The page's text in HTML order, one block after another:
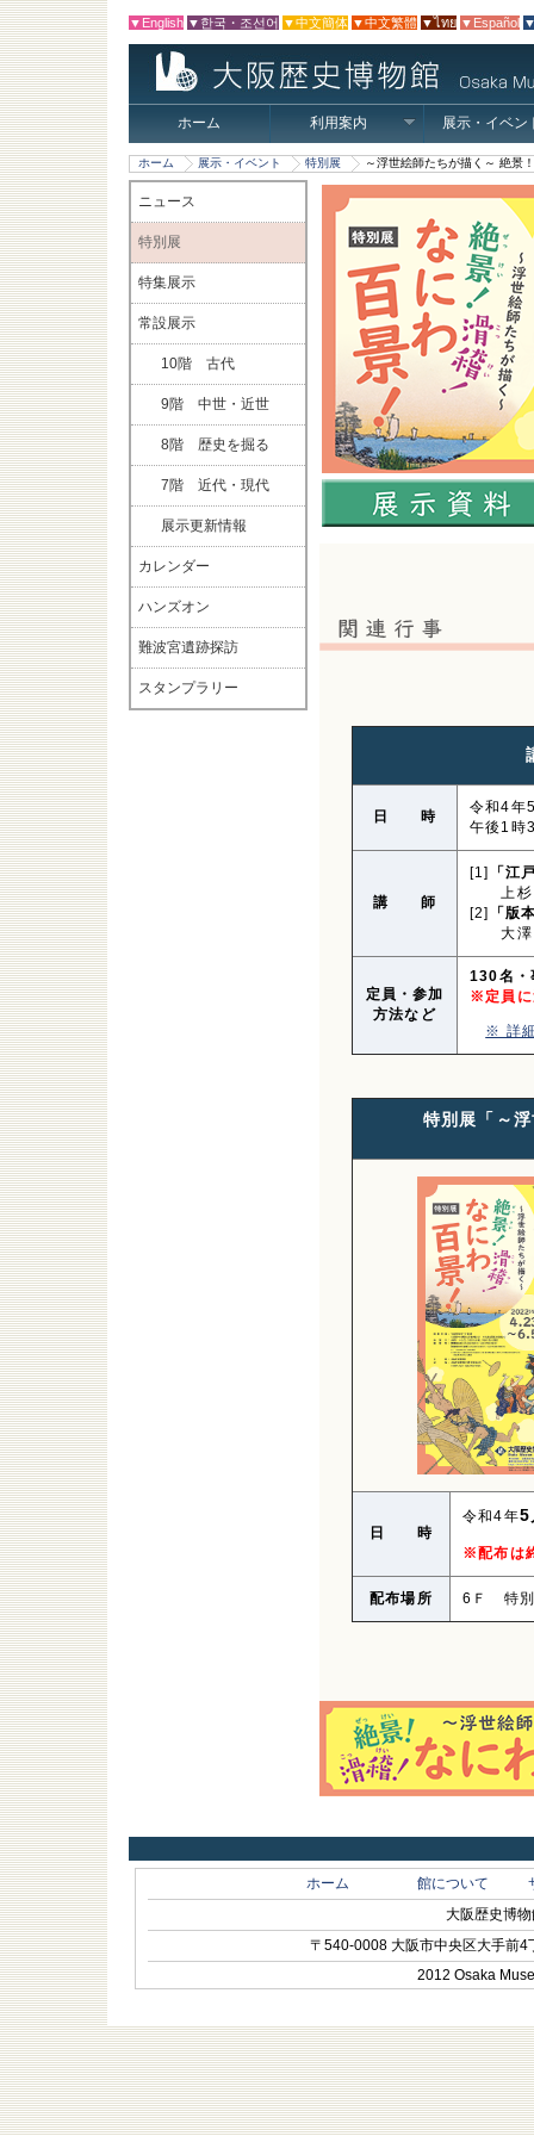
▼English ▼한국・조선어 ▼中文簡体 ▼中文繁體 ▼ไทย ▼Español
ホーム 利用案内 展示・イベン
ホーム 展示・イベント 特別展 ～浮世絵師たちが描く～ 絶景
ニュース
特別展
特集展示
常設展示
10階 古代
9階 中世・近世
8階 歴史を掘る
7階 近代・現代
展示更新情報
カレンダー
ハンズオン
難波宮遺跡探訪
スタンプラリー
日 時
令和4年
午後1時
講 師
[1]
「江
上杉
[2]
「版
大澤
定員・参加
方法など
130名・
※定員に
※ 詳
特別展「～
日 時
令和4年5
※配布は
配布場所 6Ｆ 特別
ホーム 館について
大阪歴史博
〒540-0008 大阪市中央区大手
2012 Osaka